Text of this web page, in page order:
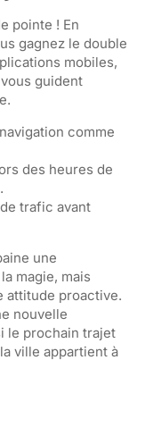
pointe ! En
gagnez le double
mobiles,
guident
comme
des heures de
trafic avant
une
magie, mais
attitude proactive.
nouvelle
le prochain trajet
ville appartient à